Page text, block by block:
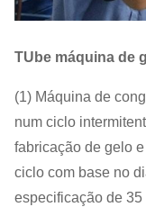
TUbe máquina de
(1) Máquina de
num ciclo
fabricação de gelo
ciclo com base no
especificação de 35